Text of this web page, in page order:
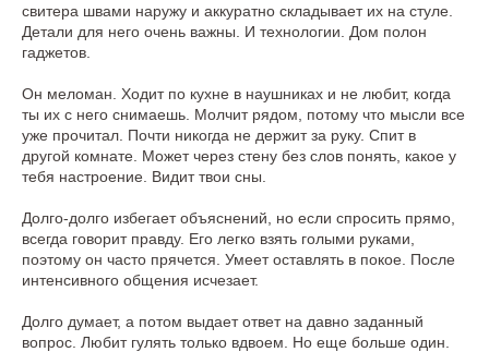
свитера швами наружу и аккуратно складывает их на стуле.
Детали для него очень важны. И технологии. Дом полон
гаджетов.
Он меломан. Ходит по кухне в наушниках и не любит, когда
ты их с него снимаешь. Молчит рядом, потому что мысли все
уже прочитал. Почти никогда не держит за руку. Спит в
другой комнате. Может через стену без слов понять, какое у
тебя настроение. Видит твои сны.
Долго-долго избегает объяснений, но если спросить прямо,
всегда говорит правду. Его легко взять голыми руками,
поэтому он часто прячется. Умеет оставлять в покое. После
интенсивного общения исчезает.
Долго думает, а потом выдает ответ на давно заданный
вопрос. Любит гулять только вдвоем. Но еще больше один.